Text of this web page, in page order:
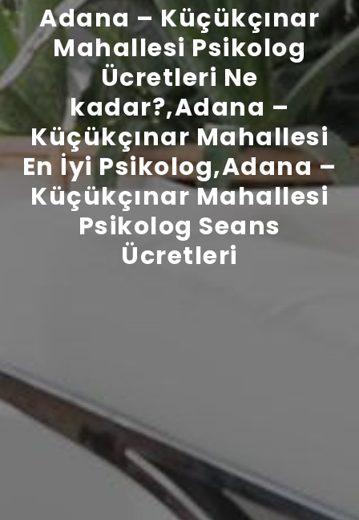
Adana – Küçükçınar
Mahallesi Psikolog
Ücretleri Ne
kadar?,Adana –
Küçükçınar Mahallesi
En İyi Psikolog,Adana –
Küçükçınar Mahallesi
Psikolog Seans
Ücretleri